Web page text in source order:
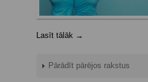
Lasīt tālāk →
Pārādīt pārējos rakstus